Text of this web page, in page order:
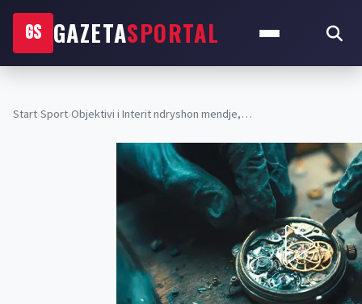
GS GAZETASPORTAL
Start›Sport›Objektivi i Interit ndryshon mendje,…